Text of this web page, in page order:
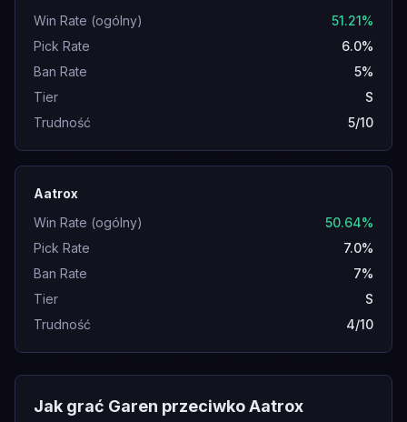
Win Rate (ogólny)
51.21%
Pick Rate
6.0%
Ban Rate
5%
Tier
S
Trudność
5/10
Aatrox
Win Rate (ogólny)
50.64%
Pick Rate
7.0%
Ban Rate
7%
Tier
S
Trudność
4/10
Jak grać Garen przeciwko Aatrox